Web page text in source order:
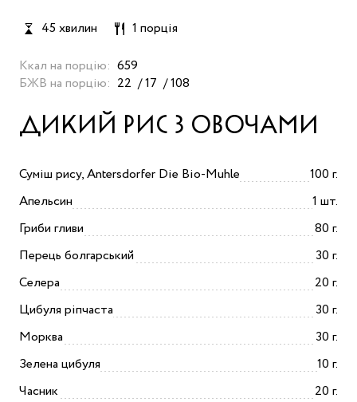
45 хвилин 1 порція
Ккал на порцію: 659
БЖВ на порцію: 22 17 108
ДИКИЙ РИС З ОВОЧАМИ
Суміш рису, Antersdorfer Die Bio-Muhle
100 г.
Апельсин
1 шт.
Гриби гливи
80 г.
Перець болгарський
30 г.
Селера
20 г.
Цибуля ріпчаста
30 г.
Морква
30 г.
Зелена цибуля
10 г.
Часник
20 г.